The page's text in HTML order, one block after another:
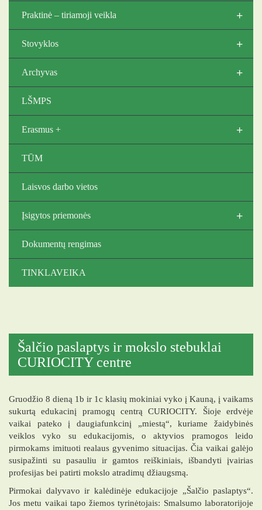
+
Praktinė – tiriamoji veikla
+
Stovyklos
+
Archyvas
LŠMPS
+
Erasmus +
TŪM
Laisvos darbo vietos
+
Įsigytos priemonės
Dokumentų rengimas
TINKLAVEIKA
Šalčio paslaptys ir mokslo stebuklai
CURIOCITY centre
Gruodžio 8 dieną 1b ir 1c klasių mokiniai vyko į Kauną, į vaikams
sukurtą edukacinį pramogų centrą CURIOCITY. Šioje erdvėje
vaikai pateko į daugiafunkcinį „miestą“, kuriame žaidybinės
veiklos vyko su edukacijomis, o aktyvios pramogos leido
pirmokams imituoti realaus gyvenimo situacijas. Čia vaikai galėjo
susipažinti su pasauliu ir gamtos reiškiniais, išbandyti įvairias
profesijas bei patirti mokslo atradimų džiaugsmą.
Pirmokai dalyvavo ir kalėdinėje edukacijoje „Šalčio paslaptys“.
Jos metu vaikai tapo žiemos tyrinėtojais: Smalsumo laboratorijoje